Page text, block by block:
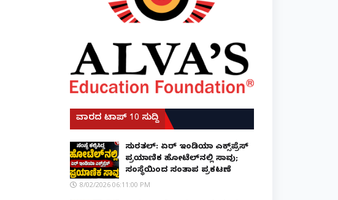
ವಾರದ ಟಾಪ್ 10 ಸುದ್ದಿ
ಸುರತ್ಕಲ್: ಏರ್ ಇಂಡಿಯಾ ಎಕ್ಸ್‌ಪ್ರೆಸ್
ಪ್ರಯಾಣಿಕ ಹೋಟೆಲ್‌ನಲ್ಲಿ ಸಾವು;
ಸಂಸ್ಥೆಯಿಂದ ಸಂತಾಪ ಪ್ರಕಟಣೆ
8/02/2026 06:11:00 PM